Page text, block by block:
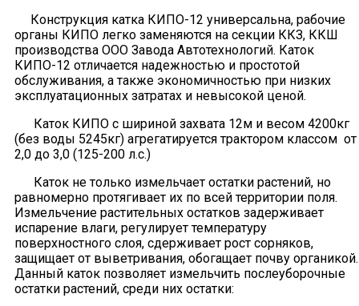
Конструкция катка КИПО-12 универсальна, рабочие
органы КИПО легко заменяются на секции ККЗ, ККШ
производства ООО Завода Автотехнологий. Каток
КИПО-12 отличается надежностью и простотой
обслуживания, а также экономичностью при низких
эксплуатационных затратах и невысокой ценой.
Каток КИПО с шириной захвата 12м и весом 4200кг
(без воды 5245кг) агрегатируется трактором классом от
2,0 до 3,0 (125-200 л.с.)
Каток не только измельчает остатки растений, но
равномерно протягивает их по всей территории поля.
Измельчение растительных остатков задерживает
испарение влаги, регулирует температуру
поверхностного слоя, сдерживает рост сорняков,
защищает от выветривания, обогащает почву органикой.
Данный каток позволяет измельчить послеуборочные
остатки растений, среди них остатки: